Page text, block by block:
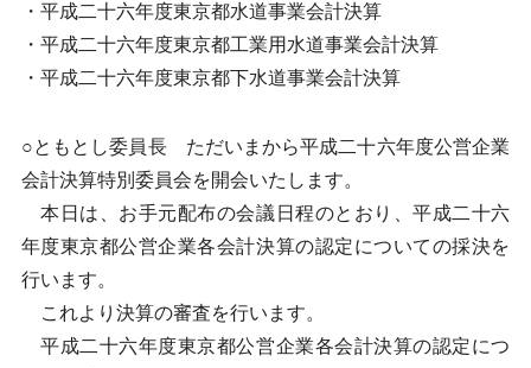
・平成二十六年度東京都水道事業会計決算
・平成二十六年度東京都工業用水道事業会計決算
・平成二十六年度東京都下水道事業会計決算
○ともとし委員長 ただいまから平成二十六年度公営企業
会計決算特別委員会を開会いたします。
本日は、お手元配布の会議日程のとおり、平成二十六
年度東京都公営企業各会計決算の認定についての採決を
行います。
これより決算の審査を行います。
平成二十六年度東京都公営企業各会計決算の認定につ